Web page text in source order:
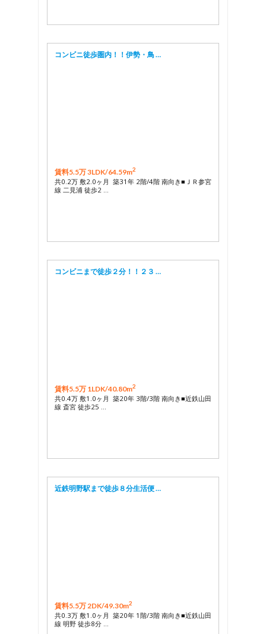
コンビニ徒歩圏内！！伊勢・鳥 …
賃料5.5万 3LDK/64.59m2
共0.2万 敷2.0ヶ月 築31年 2階/4階 南向き■ＪＲ参宮
線 二見浦 徒歩2 …
コンビニまで徒歩２分！！２３ …
賃料5.5万 1LDK/40.80m2
共0.4万 敷1.0ヶ月 築20年 3階/3階 南向き■近鉄山田
線 斎宮 徒歩25 …
近鉄明野駅まで徒歩８分生活便 …
賃料5.5万 2DK/49.30m2
共0.3万 敷1.0ヶ月 築20年 1階/3階 南向き■近鉄山田
線 明野 徒歩8分 …